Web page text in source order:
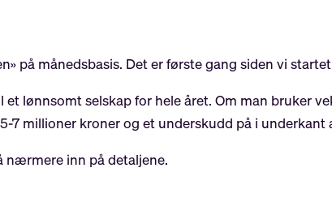
på månedsbasis. Det er første gang siden vi
lønnsomt selskap for hele året. Om man bruker
7 millioner kroner og et underskudd på i underkant
nærmere inn på detaljene.